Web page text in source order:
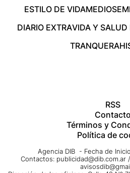
ESTILO DE VIDAMEDIOS
DIARIO EXTRAVIDA Y SALUD
TRANQUERA
RSS
Contacto
Términos y
Política de
Agencia DIB - Fecha de
Contactos: publicidad@dib.com.ar /